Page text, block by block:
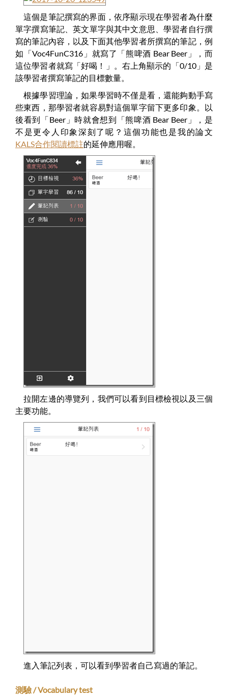
這個是筆記撰寫的界面，依序顯示現在學習者為什麼
單字撰寫筆記、英文單字與其中文意思、學習者自行撰
寫的筆記內容，以及下面其他學習者所撰寫的筆記，例
如「Voc4FunC316」就寫了「熊啤酒 Bear Beer」，而
這位學習者就寫「好喝！」。右上角顯示的「0/10」是
該學習者撰寫筆記的目標數量。
根據學習理論，如果學習時不僅是看，還能夠動手寫
些東西，那學習者就容易對這個單字留下更多印象。以
後看到「Beer」時就會想到「熊啤酒 Bear Beer」，是
不是更令人印象深刻了呢？這個功能也是我的論文
KALS合作閱讀標註的延伸應用喔。
拉開左邊的導覽列，我們可以看到目標檢視以及三個
主要功能。
進入筆記列表，可以看到學習者自己寫過的筆記。
測驗 / Vocabulary test